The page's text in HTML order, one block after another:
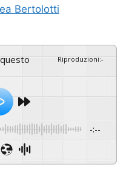
Bertolotti
Riproduzioni:-
-:--